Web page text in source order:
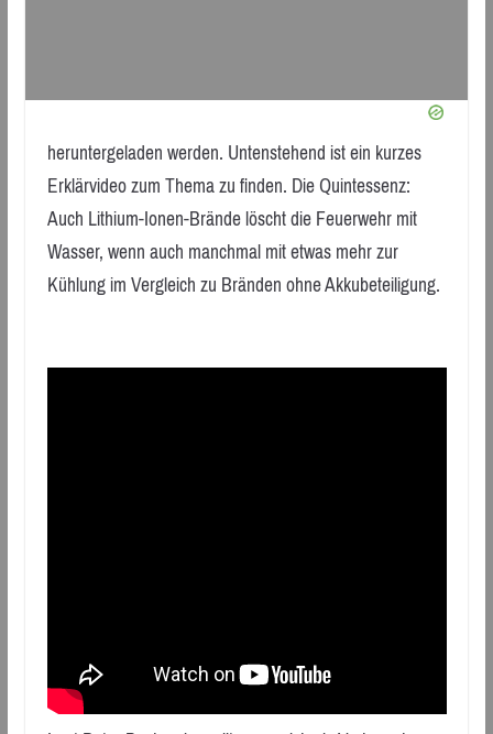
heruntergeladen werden. Untenstehend ist ein kurzes
Erklärvideo zum Thema zu finden. Die Quintessenz:
Auch Lithium-Ionen-Brände löscht die Feuerwehr mit
Wasser, wenn auch manchmal mit etwas mehr zur
Kühlung im Vergleich zu Bränden ohne Akkubeteiligung.